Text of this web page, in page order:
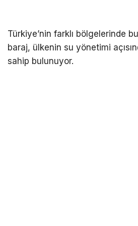
Türkiye’nin farklı bölgelerinde
baraj, ülkenin su yönetimi
sahip bulunuyor.